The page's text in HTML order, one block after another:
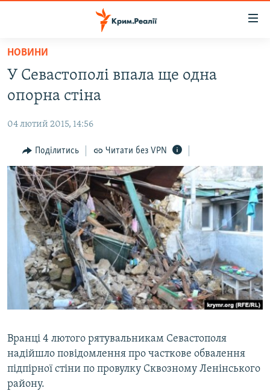
Перейти
основного
матеріалу
Перейти
до
навігації
Перейти
пошуку
ВІДЕО ТА ФОТО
ПОЛІТИКА
БЛОГИ
ПОГЛЯД
ІНТЕРВ'Ю
ВСЕ ЗА ДЕНЬ
СПЕЦПРОЕКТИ
ДЕПОРТАЦІЯ
ВІДЕОУРОКИ «ELIFBE»
СВІДЧЕННЯ ОКУПАЦІЇ
ЯК ОБІЙТИ БЛОКУВАННЯ
Русский
Qırımtatar
ДОЛУЧАЙСЯ!
НОВИНИ
У Севастополі впала ще одна
опорна стіна
04 лютий 2015, 14:56
Поділитись Читати без VPN
Вранці 4 лютого рятувальникам Севастополя
надійшло повідомлення про часткове обвалення
підпірної стіни по провулку Сквозному Ленінського
району.